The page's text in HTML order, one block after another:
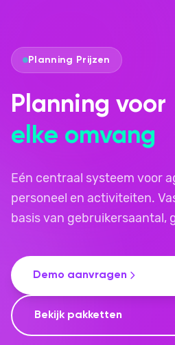
Planning Prijzen
Planning voor
elke omvang
Eén centraal systeem voor
personeel en activiteiten.
basis van gebruikersaantal,
Demo aanvragen
Bekijk pakketten